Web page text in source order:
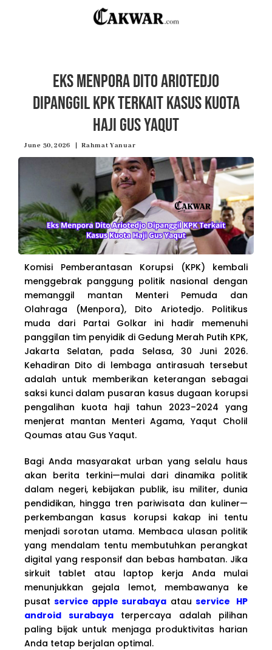
Eks Menpora Dito Ariotedjo
Dipanggil KPK Terkait Kasus Kuota
Haji Gus Yaqut
June 30, 2026 Rahmat Yanuar
Komisi Pemberantasan Korupsi (KPK) kembali
menggebrak panggung politik nasional dengan
memanggil mantan Menteri Pemuda dan
Olahraga (Menpora), Dito Ariotedjo. Politikus
muda dari Partai Golkar ini hadir memenuhi
panggilan tim penyidik di Gedung Merah Putih KPK,
Jakarta Selatan, pada Selasa, 30 Juni 2026.
Kehadiran Dito di lembaga antirasuah tersebut
adalah untuk memberikan keterangan sebagai
saksi kunci dalam pusaran kasus dugaan korupsi
pengalihan kuota haji tahun 2023–2024 yang
menjerat mantan Menteri Agama, Yaqut Cholil
Qoumas atau Gus Yaqut.
Bagi Anda masyarakat urban yang selalu haus
akan berita terkini—mulai dari dinamika politik
dalam negeri, kebijakan publik, isu militer, dunia
pendidikan, hingga tren pariwisata dan kuliner—
perkembangan kasus korupsi kakap ini tentu
menjadi sorotan utama. Membaca ulasan politik
yang mendalam tentu membutuhkan perangkat
digital yang responsif dan bebas hambatan. Jika
sirkuit tablet atau laptop kerja Anda mulai
menunjukkan gejala lemot, membawanya ke
pusatservice apple surabaya atau service HP
android surabayaterpercaya adalah pilihan
paling bijak untuk menjaga produktivitas harian
Anda tetap berjalan optimal.